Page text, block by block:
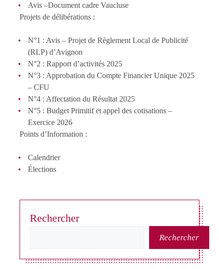
Avis –Document cadre Vaucluse
Projets de délibérations :
N°1 : Avis – Projet de Règlement Local de Publicité
(RLP) d’Avignon
N°2 : Rapport d’activités 2025
N°3 : Approbation du Compte Financier Unique 2025
– CFU
N°4 : Affectation du Résultat 2025
N°5 : Budget Primitif et appel des cotisations –
Exercice 2026
Points d’Information :
Calendrier
Élections
Rechercher
Rechercher